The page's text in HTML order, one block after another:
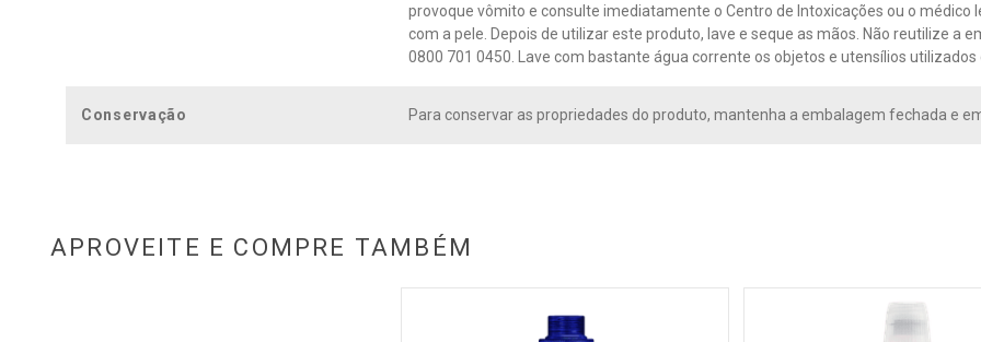
provoque vômito e consulte imediatamente o Centro de Intoxicações ou o médico
com a pele. Depois de utilizar este produto, lave e seque as mãos. Não reutilize a
0800 701 0450. Lave com bastante água corrente os objetos e utensílios
Conservação Para conservar as propriedades do produto, mantenha a embalagem fechada e
APROVEITE E COMPRE TAMBÉM